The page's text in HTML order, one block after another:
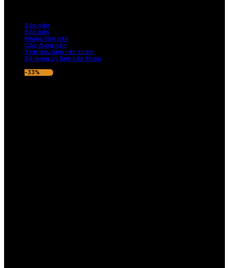
Sáp nến
Bấc nến
Khuôn làm nến
Cốc đựng nến
Tinh dầu làm nến thơm
Bộ dụng cụ làm nến thơm
-33%